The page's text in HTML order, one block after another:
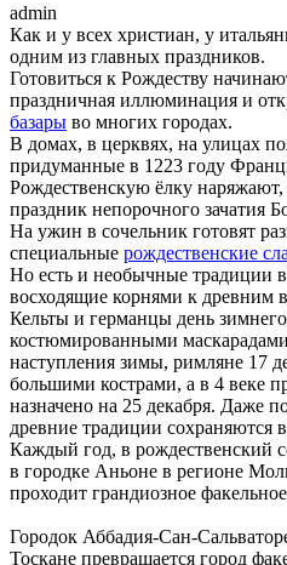
admin
Как и у всех христиан, у
одним из главных праздников.
Готовиться к Рождеству
праздничная иллюминация и
базары во многих городах.
В домах, в церквях, на улицах
придуманные в 1223 году
Рождественскую ёлку наряжают,
праздник непорочного зачатия
На ужин в сочельник готовят
специальные рождественские
Но есть и необычные традиции
восходящие корнями к древним
Кельты и германцы день
костюмированными
наступления зимы, римляне 17
большими кострами, а в 4 веке
назначено на 25 декабря. Даже
древние традиции сохраняются
Каждый год, в рождественский
в городке Аньоне в регионе
проходит грандиозное
Городок Аббадия-Сан-
Тоскане превращается город